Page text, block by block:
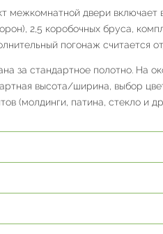
межкомнатной двери включает
2,5 коробочных бруса,
погонаж считается
за стандартное полотно. На
высота/ширина, выбор
(молдинги, патина, стекло и